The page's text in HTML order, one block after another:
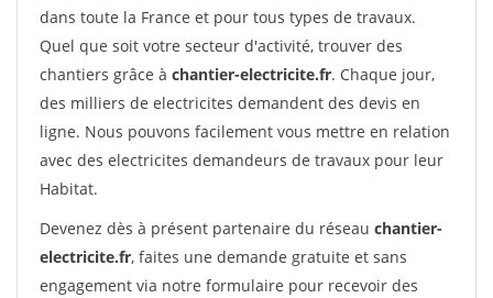
dans toute la France et pour tous types de travaux.
Quel que soit votre secteur d'activité, trouver des
chantiers grâce à chantier-electricite.fr. Chaque jour,
des milliers de electricites demandent des devis en
ligne. Nous pouvons facilement vous mettre en relation
avec des electricites demandeurs de travaux pour leur
Habitat.
Devenez dès à présent partenaire du réseau chantier-
electricite.fr, faites une demande gratuite et sans
engagement via notre formulaire pour recevoir des